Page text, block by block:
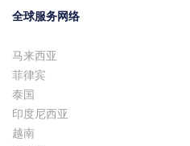
全球服务网络
马来西亚
菲律宾
泰国
印度尼西亚
越南